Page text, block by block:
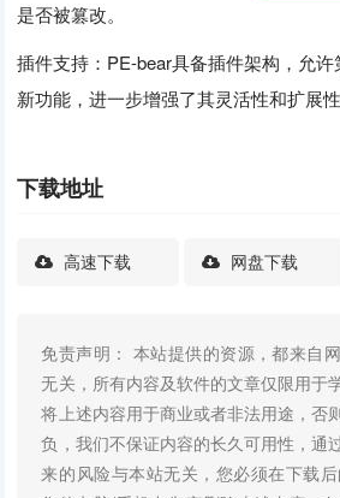
是否被篡改。
插件支持：PE-bear具备插件架构，允
新功能，进一步增强了其灵活性和扩展性
下载地址
高速下载 网盘下载
免责声明： 本站提供的资源，都来自
无关，所有内容及软件的文章仅限用于
将上述内容用于商业或者非法用途，否
负，我们不保证内容的长久可用性，通
来的风险与本站无关，您必须在下载